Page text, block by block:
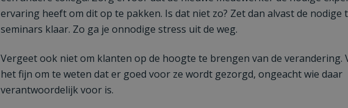
ervaring heeft om dit op te pakken. Is dat niet zo? Zet dan alvast de nodige
seminars klaar. Zo ga je onnodige stress uit de weg.
Vergeet ook niet om klanten op de hoogte te brengen van de verandering.
het fijn om te weten dat er goed voor ze wordt gezorgd, ongeacht wie daar
verantwoordelijk voor is.